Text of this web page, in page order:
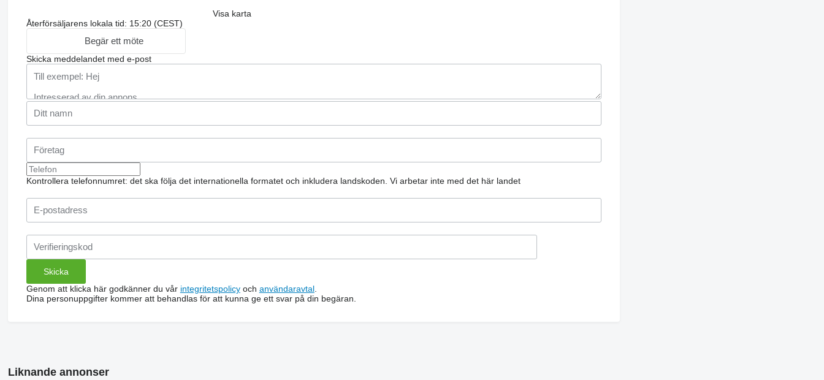
Visa karta
Återförsäljarens lokala tid: 15:20 (CEST)
Begär ett möte
Skicka meddelandet med e-post
Kontrollera telefonnumret: det ska följa det internationella formatet och inkludera landskoden. Vi arbetar inte med det här landet
Genom att klicka här godkänner du vår integritetspolicyoch användaravtal.
Dina personuppgifter kommer att behandlas för att kunna ge ett svar på din begäran.
Liknande annonser